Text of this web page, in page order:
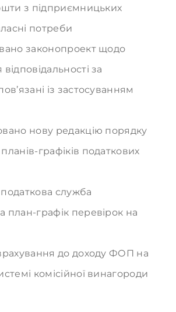
з підприємницьких
потреби
законопроект щодо
за
із застосуванням
нову редакцію порядку
графіків податкових
служба
графік перевірок на
до доходу ФОП на
комісійної винагороди